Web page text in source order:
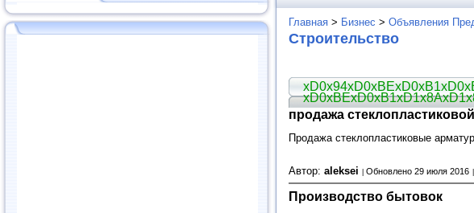
Главная > Бизнес > Объявления
Строительство
продажа
Продажа стеклопластиковые
Автор: aleksei Обновлено 29 июля 2016
Производство бытовок